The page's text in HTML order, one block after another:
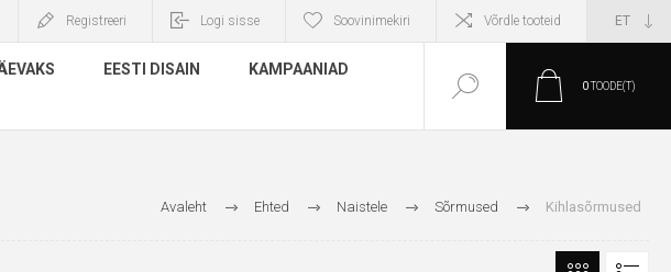
Registreeri Logi sisse Soovinimekiri Võrdle tooteid
EESTI DISAIN
KAMPAANIAD
0TOODE(T)
Avaleht Ehted Naistele Sõrmused Kihlasõrmused